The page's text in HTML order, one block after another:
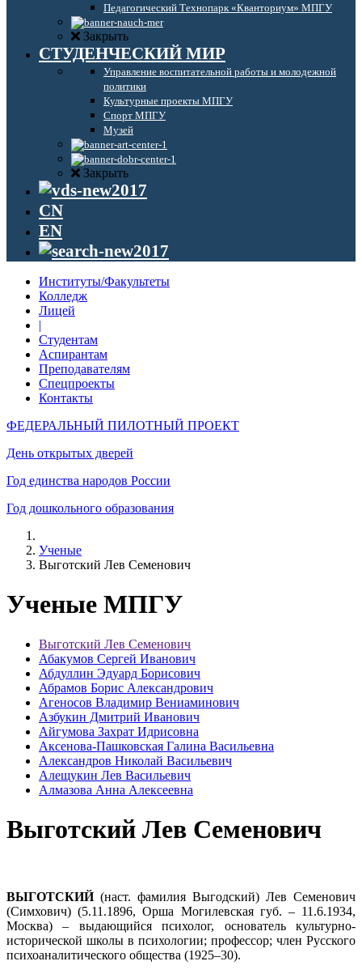
Педагогический Технопарк «Кванториум» МПГУ
Закрыть
СТУДЕНЧЕСКИЙ МИР
Управление воспитательной работы и молодежной
политики
Культурные проекты МПГУ
Спорт МПГУ
Музей
Закрыть
CN
EN
Институты/Факультеты
Колледж
Лицей
|
Студентам
Аспирантам
Преподавателям
Спецпроекты
Контакты
ФЕДЕРАЛЬНЫЙ ПИЛОТНЫЙ ПРОЕКТ
День открытых дверей
Год единства народов России
Год дошкольного образования
Ученые
Выготский Лев Семенович
Ученые МПГУ
Выготский Лев Семенович
Абакумов Сергей Иванович
Абдуллин Эдуард Борисович
Абрамов Борис Александрович
Агеносов Владимир Вениаминович
Азбукин Дмитрий Иванович
Айгумова Захрат Идрисовна
Аксенова-Пашковская Галина Васильевна
Александров Николай Васильевич
Алещукин Лев Васильевич
Алмазова Анна Алексеевна
Выготский Лев Семенович
ВЫГОТСКИЙ(наст. фамилия Выгодский) Лев Семенович
(Симхович) (5.11.1896, Орша Могилевская губ. – 11.6.1934,
Москва) – выдающийся психолог, основатель культурно-
исторической школы в психологии; профессор; член Русского
психоаналитического общества (1925–30).